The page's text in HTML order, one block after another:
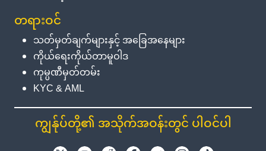
တရားဝင်
သတ်မှတ်ချက်များနှင့် အခြေအနေများ
ကိုယ်ရေးကိုယ်တာမူဝါဒ
ကုမ္ပဏီမှတ်တမ်း
KYC & AML
ကျွန်ုပ်တို့၏ အသိုက်အဝန်းတွင် ပါဝင်ပါ